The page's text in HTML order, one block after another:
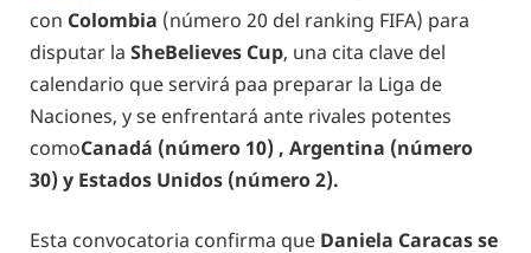
con Colombia (número 20 del ranking FIFA) para
disputar la SheBelieves Cup, una cita clave del
calendario que servirá paa preparar la Liga de
Naciones, y se enfrentará ante rivales potentes
comoCanadá (número 10) , Argentina (número
30) y Estados Unidos (número 2).
Esta convocatoria confirma que Daniela Caracas se